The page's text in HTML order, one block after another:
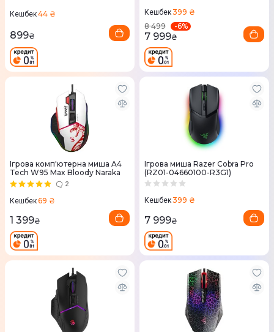
Кешбек44 ₴
899₴
Кешбек399 ₴
8 499
-6%
7 999₴
Ігрова комп'ютерна миша A4
Tech W95 Max Bloody Naraka
2
Кешбек69 ₴
1 399₴
Ігрова миша Razer Cobra Pro
(RZ01-04660100-R3G1)
Кешбек399 ₴
7 999₴